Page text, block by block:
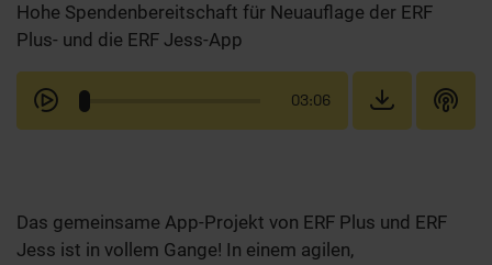
Hohe Spendenbereitschaft für Neuauflage der ERF
Plus- und die ERF Jess-App
03:06
Das gemeinsame App-Projekt von ERF Plus und ERF
Jess ist in vollem Gange! In einem agilen,